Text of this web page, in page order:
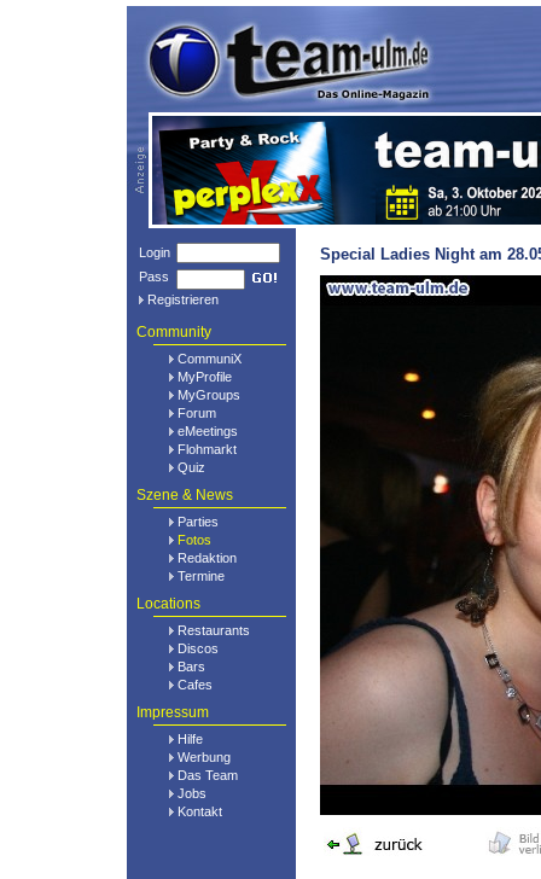
Login
Pass
Registrieren
Community
CommuniX
MyProfile
MyGroups
Forum
eMeetings
Flohmarkt
Quiz
Szene & News
Parties
Fotos
Redaktion
Termine
Locations
Restaurants
Discos
Bars
Cafes
Impressum
Hilfe
Werbung
Das Team
Jobs
Kontakt
Special Ladies Night am